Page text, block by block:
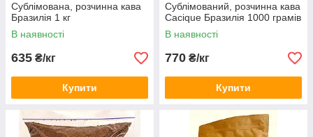
Сублімована, розчинна кава
Бразилія 1 кг
В наявності
635 ₴/кг
Купити
Сублімований, розчинна кава
Cасique Бразилія 1000 грамів
В наявності
770 ₴/кг
Купити